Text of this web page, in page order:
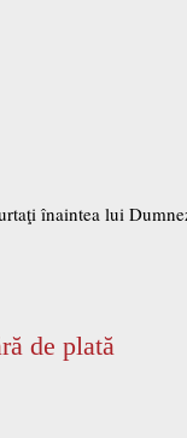
înaintea lui
de plată